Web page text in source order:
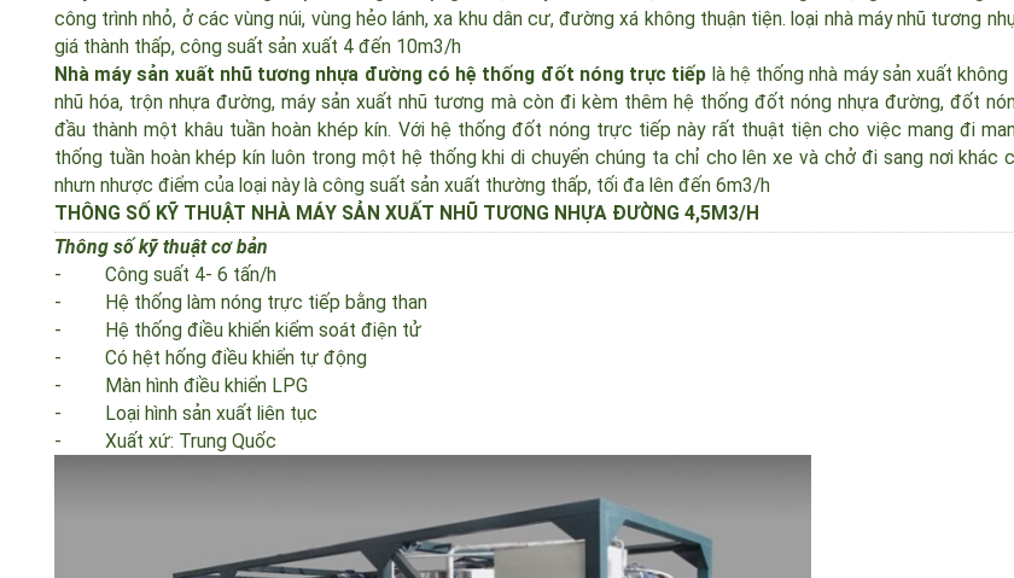
Máy sản xuất nhũ tương nhựa đường di độnglà loại máy sản xuất loại cỡ nhỏ, khả năng di động cao, thường
công trình nhỏ, ở các vùng núi, vùng hẻo lánh, xa khu dân cư, đường xá không thuận tiện. loại nhà máy nhũ tương
giá thành thấp, công suất sản xuất 4 đến 10m3/h
Nhà máy sản xuất nhũ tương nhựa đường có hệ thống đốt nóng trực tiếplà hệ thống nhà máy sản xuất
nhũ hóa, trộn nhựa đường, máy sản xuất nhũ tương mà còn đi kèm thêm hệ thống đốt nóng nhựa đường, đốt
đầu thành một khâu tuần hoàn khép kín. Với hệ thống đốt nóng trực tiếp này rất thuật tiện cho việc mang đi
thống tuần hoàn khép kín luôn trong một hệ thống khi di chuyển chúng ta chỉ cho lên xe và chở đi sang nơi
nhưn nhược điểm của loại này là công suất sản xuất thường thấp, tối đa lên đến 6m3/h
THÔNG SỐ KỸ THUẬT NHÀ MÁY SẢN XUẤT NHŨ TƯƠNG NHỰA ĐƯỜNG 4,5M3/H
Thông số kỹ thuật cơ bản
- Công suất 4- 6 tấn/h
- Hệ thống làm nóng trực tiếp bằng than
- Hệ thống điều khiển kiểm soát điện tử
- Có hệt hống điều khiển tự động
- Màn hình điều khiển LPG
- Loại hình sản xuất liên tục